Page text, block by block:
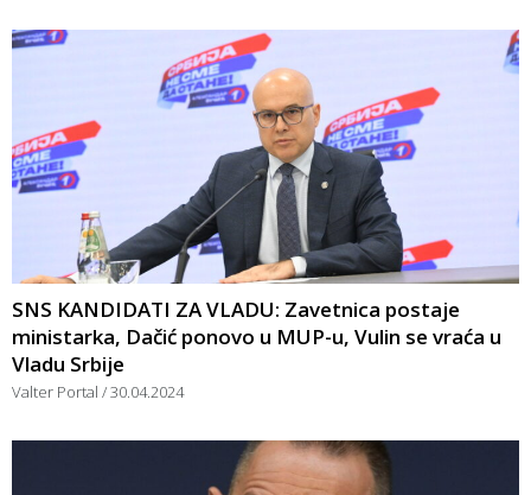
SNS KANDIDATI ZA VLADU: Zavetnica postaje
ministarka, Dačić ponovo u MUP-u, Vulin se vraća u
Vladu Srbije
Valter Portal 30.04.2024